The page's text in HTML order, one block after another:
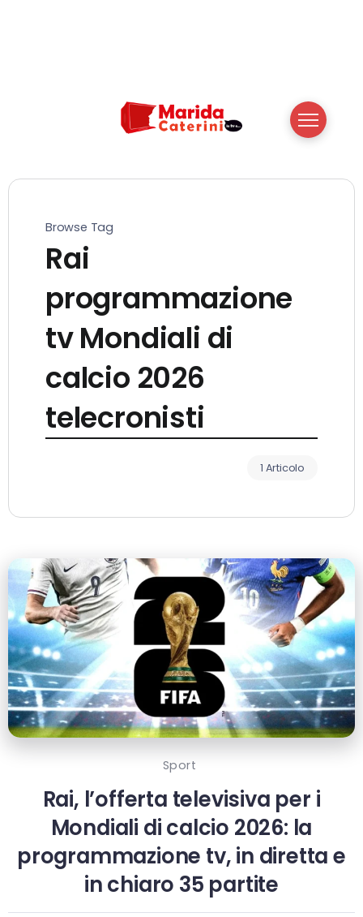
Browse Tag
Rai
programmazione
tv Mondiali di
calcio 2026
telecronisti
1 Articolo
Sport
Rai, l’offerta televisiva per i
Mondiali di calcio 2026: la
programmazione tv, in diretta e
in chiaro 35 partite